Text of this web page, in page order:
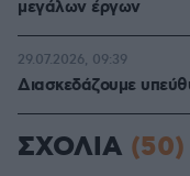
μεγάλων έργων
Διασκεδάζουμε
29.07.2026, 09:39
ΣΧΟΛΙΑ (50)